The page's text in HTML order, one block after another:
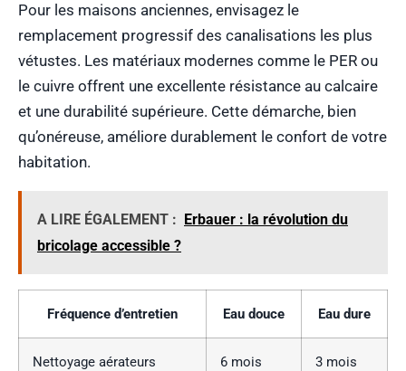
Pour les maisons anciennes, envisagez le
remplacement progressif des canalisations les plus
vétustes. Les matériaux modernes comme le PER ou
le cuivre offrent une excellente résistance au calcaire
et une durabilité supérieure. Cette démarche, bien
qu’onéreuse, améliore durablement le confort de votre
habitation.
A LIRE ÉGALEMENT : Erbauer : la révolution du
bricolage accessible ?
Fréquence d’entretien Eau douce Eau dure
Nettoyage aérateurs 6 mois 3 mois